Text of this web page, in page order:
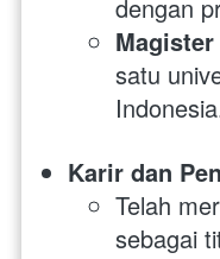
dengan
satu
Karir dan
Telah
sebagai